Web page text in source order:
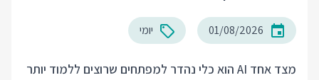
01/08/2026 יומי
מצד אחד AI הוא כלי נהדר למפתחים שרוצים ללמוד יותר